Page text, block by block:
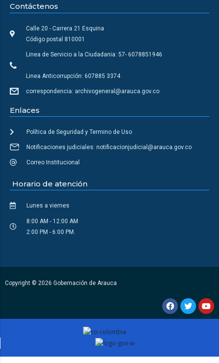
Contáctenos
Calle 20 - Carrera 21 Esquina
Código postal 810001
Linea de Servicio a la Ciudadania: 57- 6078851946
Linea Anticorrupción: 607885 3374
correspondencia: archivogeneral@arauca.gov.co
Enlaces
Política de Seguridad y Termino de Uso
Notificaciones judiciales: notificacionjudicial@arauca.gov.co
Correo Institucional
Horario de atención
Lunes a viernes
8:00 AM - 12:00 AM
2:00 PM - 6:00 PM.
Copyright © 2026 Gobernación de Arauca